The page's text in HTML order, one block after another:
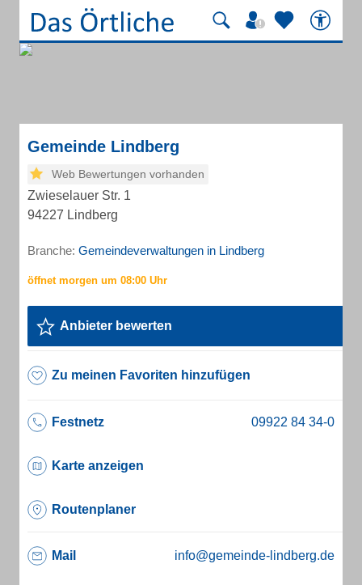
Gemeinde Lindberg
Web Bewertungen vorhanden
Zwieselauer Str. 1
94227 Lindberg
Branche: Gemeindeverwaltungen in Lindberg
Anbieter bewerten
Zu meinen Favoriten hinzufügen
Festnetz
Karte anzeigen
Routenplaner
Mail info@gemeinde-lindberg.de